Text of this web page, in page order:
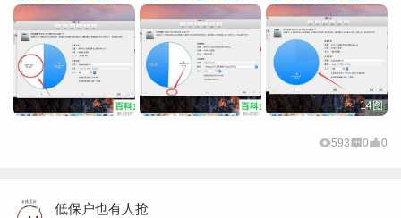
14图
593 0 0
低保户也有人抢